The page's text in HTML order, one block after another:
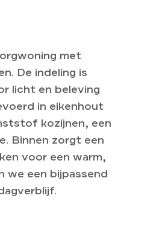
met
De indeling is
licht en beleving
in eikenhout
kozijnen, een
Binnen zorgt een
voor een warm,
een bijpassend